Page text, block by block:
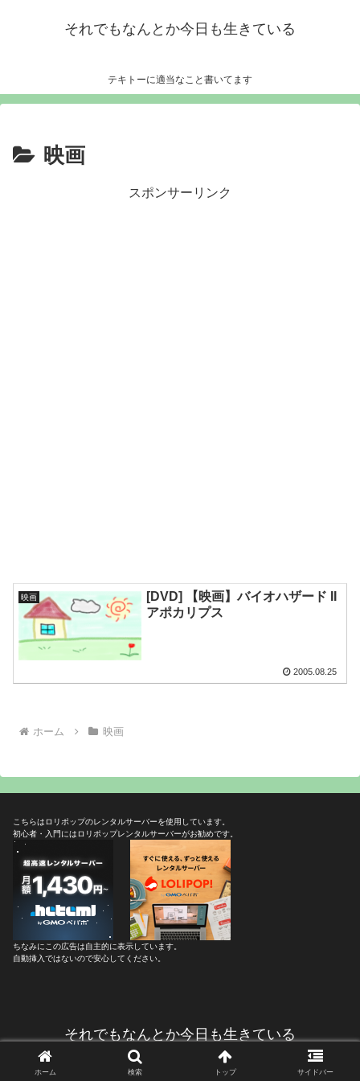
それでもなんとか今日も生きている
テキトーに適当なこと書いてます
映画
スポンサーリンク
映画
[DVD] 【映画】バイオハザード II
アポカリプス
2005.08.25
ホーム 映画
こちらはロリポップのレンタルサーバーを使用しています。
初心者・入門にはロリポップレンタルサーバーがお勧めです。
ちなみにこの広告は自主的に表示しています。
自動挿入ではないので安心してください。
それでもなんとか今日も生きている
© 2005 それでもなんとか今日も生きている.
ホーム 検索 トップ サイドバー